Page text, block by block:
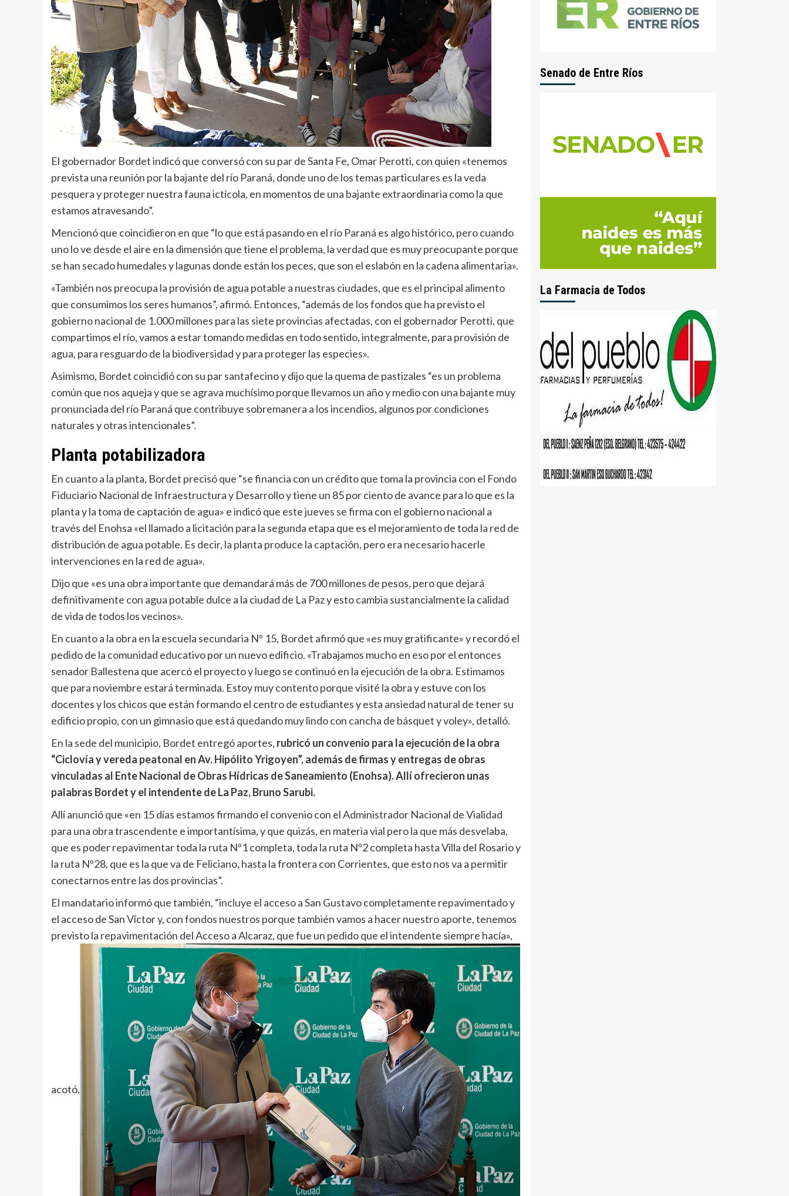
El gobernador Bordet indicó que conversó con su par de Santa Fe, Omar Perotti, con quien «tenemos
prevista una reunión por la bajante del río Paraná, donde uno de los temas particulares es la veda
pesquera y proteger nuestra fauna ictícola, en momentos de una bajante extraordinaria como la que
estamos atravesando”.
Mencionó que coincidieron en que “lo que está pasando en el río Paraná es algo histórico, pero cuando
uno lo ve desde el aire en la dimensión que tiene el problema, la verdad que es muy preocupante porque
se han secado humedales y lagunas donde están los peces, que son el eslabón en la cadena alimentaria».
«También nos preocupa la provisión de agua potable a nuestras ciudades, que es el principal alimento
que consumimos los seres humanos”, afirmó. Entonces, “además de los fondos que ha previsto el
gobierno nacional de 1.000 millones para las siete provincias afectadas, con el gobernador Perotti, que
compartimos el río, vamos a estar tomando medidas en todo sentido, integralmente, para provisión de
agua, para resguardo de la biodiversidad y para proteger las especies».
Asimismo, Bordet coincidió con su par santafecino y dijo que la quema de pastizales “es un problema
común que nos aqueja y que se agrava muchísimo porque llevamos un año y medio con una bajante muy
pronunciada del río Paraná que contribuye sobremanera a los incendios, algunos por condiciones
naturales y otras intencionales”.
Planta potabilizadora
En cuanto a la planta, Bordet precisó que “se financia con un crédito que toma la provincia con el Fondo
Fiduciario Nacional de Infraestructura y Desarrollo y tiene un 85 por ciento de avance para lo que es la
planta y la toma de captación de agua» e indicó que este jueves se firma con el gobierno nacional a
través del Enohsa «el llamado a licitación para la segunda etapa que es el mejoramiento de toda la red de
distribución de agua potable. Es decir, la planta produce la captación, pero era necesario hacerle
intervenciones en la red de agua».
Dijo que «es una obra importante que demandará más de 700 millones de pesos, pero que dejará
definitivamente con agua potable dulce a la ciudad de La Paz y esto cambia sustancialmente la calidad
de vida de todos los vecinos».
En cuanto a la obra en la escuela secundaria Nº 15, Bordet afirmó que «es muy gratificante» y recordó el
pedido de la comunidad educativo por un nuevo edificio. «Trabajamos mucho en eso por el entonces
senador Ballestena que acercó el proyecto y luego se continuó en la ejecución de la obra. Estimamos
que para noviembre estará terminada. Estoy muy contento porque visité la obra y estuve con los
docentes y los chicos que están formando el centro de estudiantes y esta ansiedad natural de tener su
edificio propio, con un gimnasio que está quedando muy lindo con cancha de básquet y voley», detalló.
En la sede del municipio, Bordet entregó aportes, rubricó un convenio para la ejecución de la obra
“Ciclovía y vereda peatonal en Av. Hipólito Yrigoyen”, además de firmas y entregas de obras
vinculadas al Ente Nacional de Obras Hídricas de Saneamiento (Enohsa). Allí ofrecieron unas
palabras Bordet y el intendente de La Paz, Bruno Sarubi.
Allí anunció que «en 15 días estamos firmando el convenio con el Administrador Nacional de Vialidad
para una obra trascendente e importantísima, y que quizás, en materia vial pero la que más desvelaba,
que es poder repavimentar toda la ruta Nº1 completa, toda la ruta Nº2 completa hasta Villa del Rosario y
la ruta Nº28, que es la que va de Feliciano, hasta la frontera con Corrientes, que esto nos va a permitir
conectarnos entre las dos provincias”.
El mandatario informó que también, “incluye el acceso a San Gustavo completamente repavimentado y
el acceso de San Víctor y, con fondos nuestros porque también vamos a hacer nuestro aporte, tenemos
previsto la repavimentación del Acceso a Alcaraz, que fue un pedido que el intendente siempre hacía»,
acotó.
Senado de Entre Ríos
La Farmacia de Todos